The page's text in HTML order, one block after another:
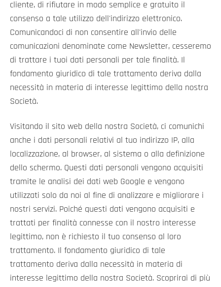
cliente, di rifiutare in modo semplice e gratuito il
consenso a tale utilizzo dell'indirizzo elettronico.
Comunicandoci di non consentire all'invio delle
comunicazioni denominate come Newsletter, cesseremo
di trattare i tuoi dati personali per tale finalità. Il
fondamento giuridico di tale trattamento deriva dalla
necessità in materia di interesse legittimo della nostra
Società.
Visitando il sito web della nostra Società, ci comunichi
anche i dati personali relativi al tuo indirizzo IP, alla
localizzazione, al browser, al sistema o alla definizione
dello schermo. Questi dati personali vengono acquisiti
tramite le analisi dei dati web Google e vengono
utilizzati solo da noi al fine di analizzare e migliorare i
nostri servizi. Poiché questi dati vengono acquisiti e
trattati per finalità connesse con il nostro interesse
legittimo, non è richiesto il tuo consenso al loro
trattamento. Il fondamento giuridico di tale
trattamento deriva dalla necessità in materia di
interesse legittimo della nostra Società. Scoprirai di più